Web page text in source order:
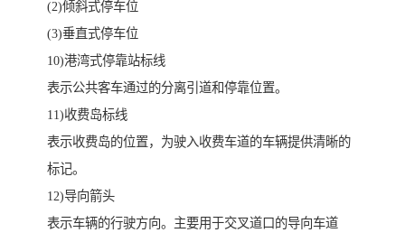
(2)倾斜式停车位
(3)垂直式停车位
10)港湾式停靠站标线
表示公共客车通过的分离引道和停靠位置。
11)收费岛标线
表示收费岛的位置，为驶入收费车道的车辆提供清晰的
标记。
12)导向箭头
表示车辆的行驶方向。主要用于交叉道口的导向车道